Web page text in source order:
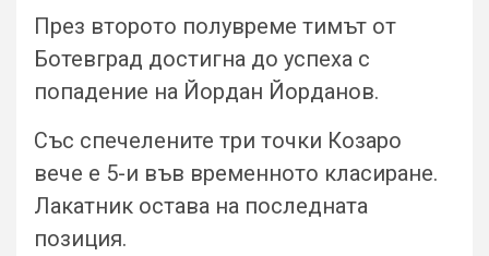
През второто полувреме тимът от
Ботевград достигна до успеха с
попадение на Йордан Йорданов.
Със спечелените три точки Козаро
вече е 5-и във временното класиране.
Лакатник остава на последната
позиция.